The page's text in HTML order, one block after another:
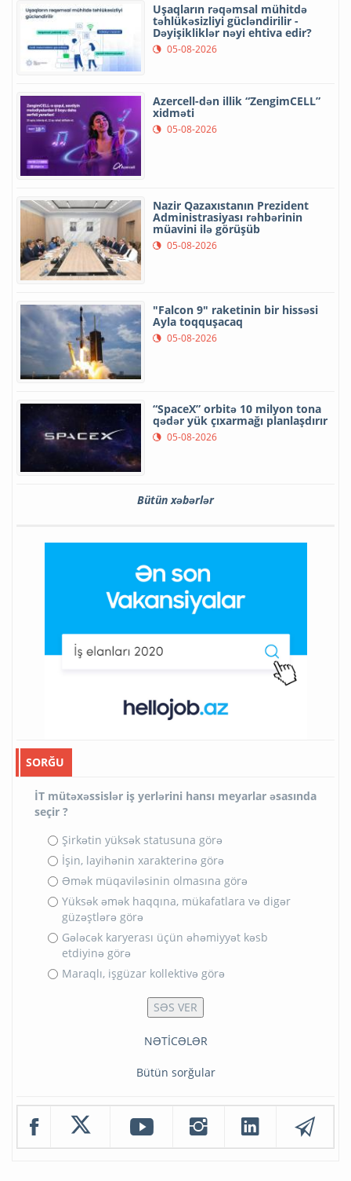
Uşaqların rəqəmsal mühitdə
təhlükəsizliyi gücləndirilir -
Dəyişikliklər nəyi ehtiva edir?
05-08-2026
Azercell-dən illik “ZengimCELL”
xidməti
05-08-2026
Nazir Qazaxıstanın Prezident
Administrasiyası rəhbərinin
müavini ilə görüşüb
05-08-2026
"Falcon 9" raketinin bir hissəsi
Ayla toqquşacaq
05-08-2026
“SpaceX” orbitə 10 milyon tona
qədər yük çıxarmağı planlaşdırır
05-08-2026
Bütün xəbərlər
SORĞU
İT mütəxəssislər iş yerlərini hansı meyarlar əsasında
seçir ?
Şirkətin yüksək statusuna görə
İşin, layihənin xarakterinə görə
Əmək müqaviləsinin olmasına görə
Yüksək əmək haqqına, mükafatlara və digər
güzəştlərə görə
Gələcək karyerası üçün əhəmiyyət kəsb
etdiyinə görə
Maraqlı, işgüzar kollektivə görə
NƏTİCƏLƏR
Bütün sorğular